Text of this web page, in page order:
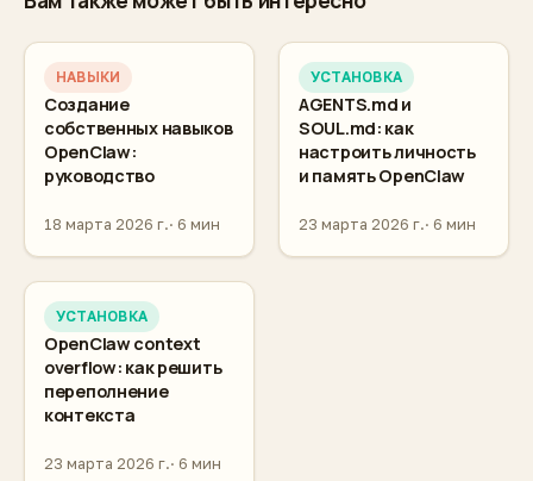
НАВЫКИ
Создание
собственных навыков
OpenClaw:
руководство
18 марта 2026 г. 6 мин
УСТАНОВКА
AGENTS.md и
SOUL.md: как
настроить личность
и память OpenClaw
23 марта 2026 г. 6 мин
УСТАНОВКА
OpenClaw context
overflow: как решить
переполнение
контекста
23 марта 2026 г. 6 мин